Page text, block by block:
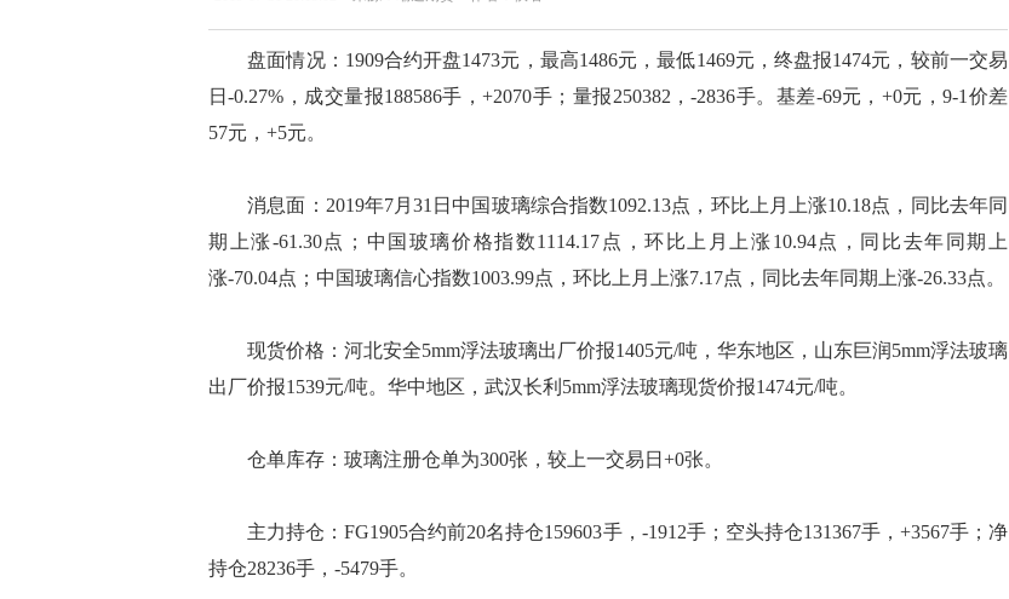
盘面情况：1909合约开盘1473元，最高1486元，最低1469元，终盘报1474元，较前一交易
日-0.27%，成交量报188586手，+2070手；量报250382，-2836手。基差-69元，+0元，9-1价差
57元，+5元。
消息面：2019年7月31日中国玻璃综合指数1092.13点，环比上月上涨10.18点，同比去年同
期上涨-61.30点；中国玻璃价格指数1114.17点，环比上月上涨10.94点，同比去年同期上
涨-70.04点；中国玻璃信心指数1003.99点，环比上月上涨7.17点，同比去年同期上涨-26.33点。
现货价格：河北安全5mm浮法玻璃出厂价报1405元/吨，华东地区，山东巨润5mm浮法玻璃
出厂价报1539元/吨。华中地区，武汉长利5mm浮法玻璃现货价报1474元/吨。
仓单库存：玻璃注册仓单为300张，较上一交易日+0张。
主力持仓：FG1905合约前20名持仓159603手，-1912手；空头持仓131367手，+3567手；净
持仓28236手，-5479手。